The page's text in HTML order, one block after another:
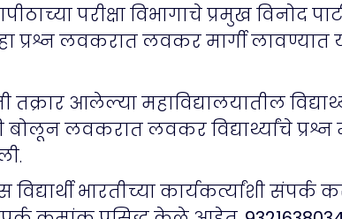
परीक्षा विभागाचे प्रमुख
प्रश्न लवकरात लवकर मार्गी लावण्यात
तक्रार आलेल्या महाविद्यालयातील
बोलून लवकरात लवकर विद्यार्थ्यांचे
भारतीच्या कार्यकर्त्यांशी संपर्क